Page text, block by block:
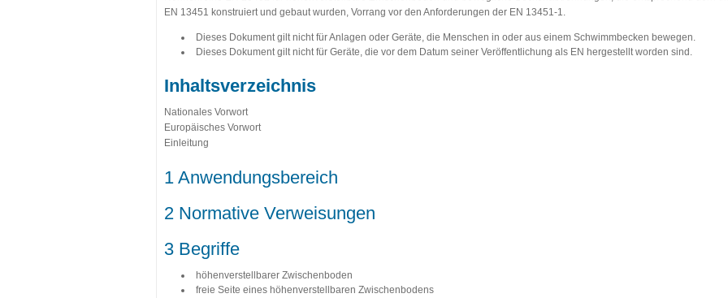
EN 13451 konstruiert und gebaut wurden, Vorrang vor den Anforderungen der EN 13451-1.
Dieses Dokument gilt nicht für Anlagen oder Geräte, die Menschen in oder aus einem Schwimmbecken bewegen.
Dieses Dokument gilt nicht für Geräte, die vor dem Datum seiner Veröffentlichung als EN hergestellt worden sind.
Inhaltsverzeichnis
Nationales Vorwort
Europäisches Vorwort
Einleitung
1 Anwendungsbereich
2 Normative Verweisungen
3 Begriffe
höhenverstellbarer Zwischenboden
freie Seite eines höhenverstellbaren Zwischenbodens